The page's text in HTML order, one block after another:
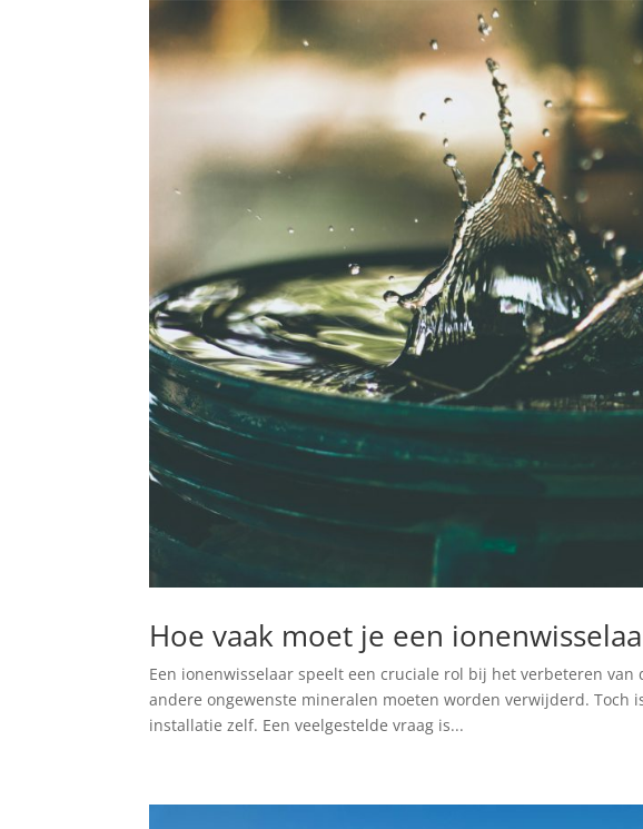
Hoe vaak moet je een
Een ionenwisselaar speelt een cruciale rol bij het verbeteren
andere ongewenste mineralen moeten worden verwijderd. Toch
installatie zelf. Een veelgestelde vraag is...